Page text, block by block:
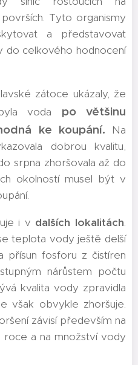
Tyto organismy
a představovat
do celkového hodnocení
zátoce ukázaly, že
voda po většinu
ke koupání. Na
dobrou kvalitu,
srpna zhoršovala až do
okolností musel být v
i v dalších lokalitách.
teplota vody ještě delší
přísun fosforu z čistíren
nárůstem počtu
kvalita vody zpravidla
však obvykle zhoršuje.
závisí především na
a na množství vody